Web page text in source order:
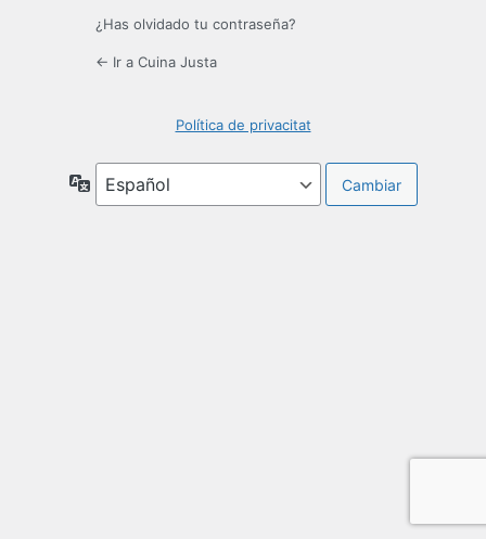
¿Has olvidado tu contraseña?
← Ir a Cuina Justa
Política de privacitat
Idioma